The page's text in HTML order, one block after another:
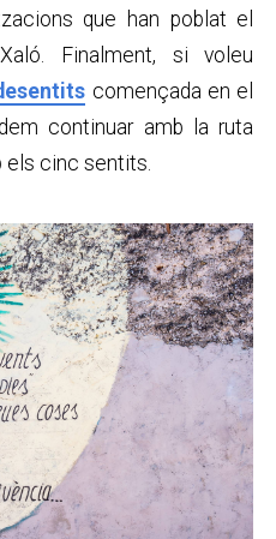
que han poblat el
Finalment, si voleu
començada en el
continuar amb la ruta
els cinc sentits.